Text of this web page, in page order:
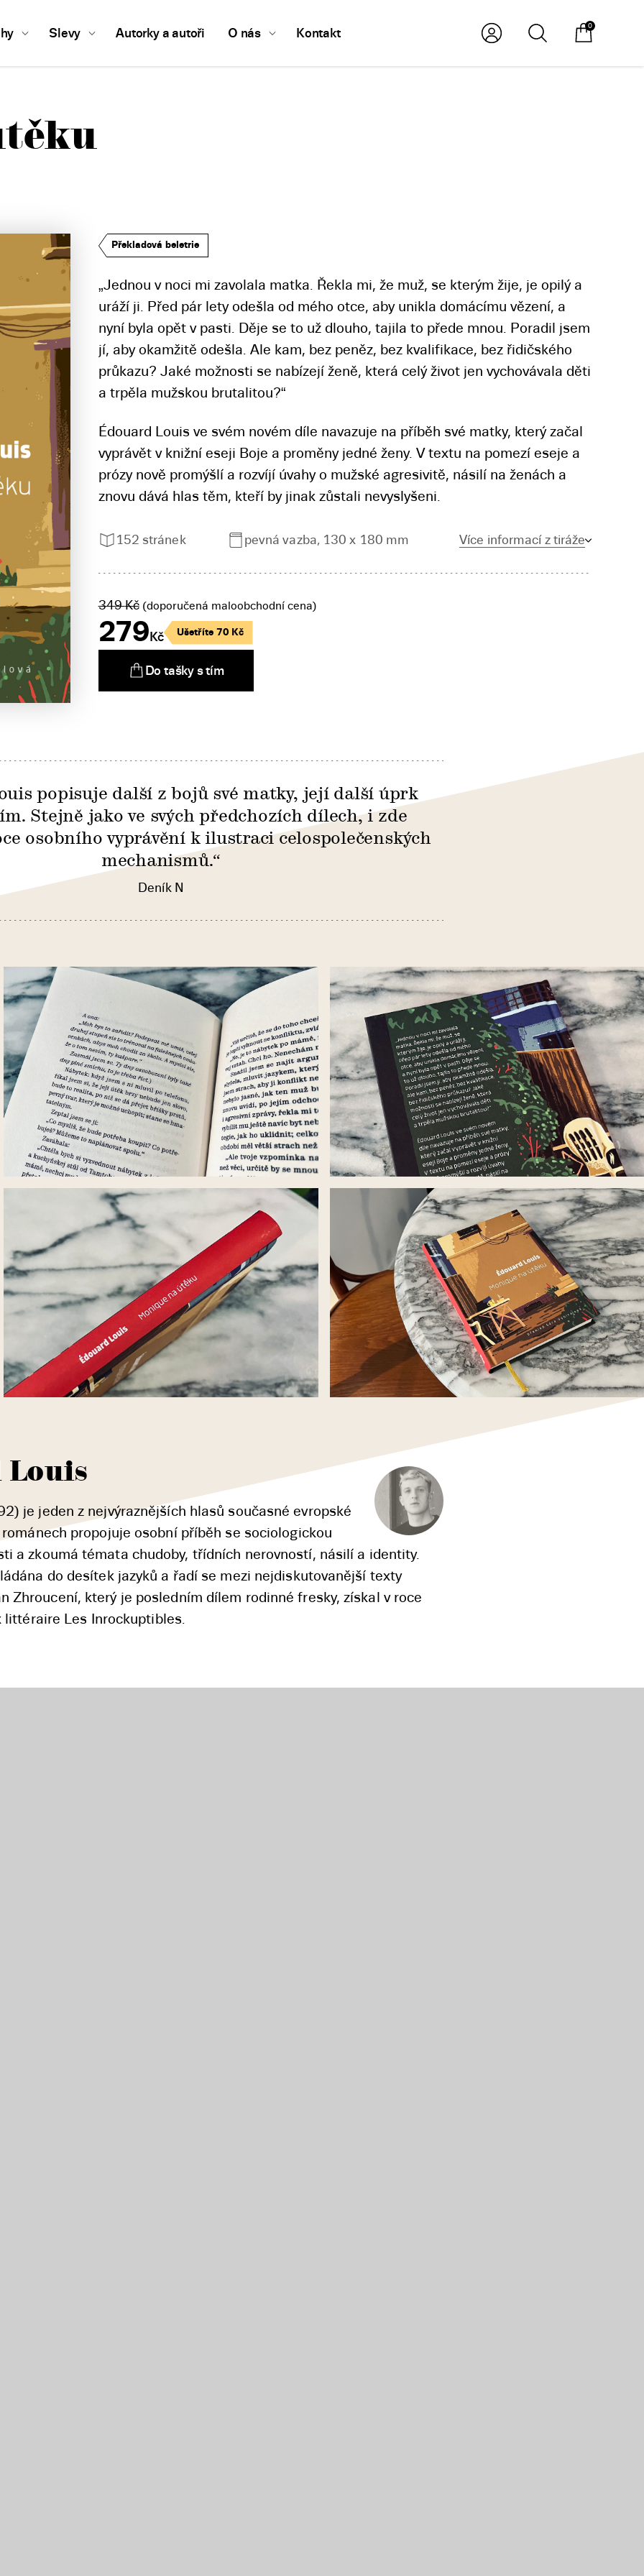
Slevy Autorky a autoři O nás Kontakt 0
Překladová beletrie
„Jednou v noci mi zavolala matka. Řekla mi, že muž, se kterým žije, je opilý a
uráží ji. Před pár lety odešla od mého otce, aby unikla domácímu vězení, a
nyní byla opět v pasti. Děje se to už dlouho, tajila to přede mnou. Poradil jsem
jí, aby okamžitě odešla. Ale kam, bez peněz, bez kvalifikace, bez řidičského
průkazu? Jaké možnosti se nabízejí ženě, která celý život jen vychovávala děti
a trpěla mužskou brutalitou?“
Édouard Louis ve svém novém díle navazuje na příběh své matky, který začal
vyprávět v knižní eseji Boje a proměny jedné ženy. V textu na pomezí eseje a
prózy nově promýšlí a rozvíjí úvahy o mužské agresivitě, násilí na ženách a
znovu dává hlas těm, kteří by jinak zůstali nevyslyšeni.
152 stránek pevná vazba, 130 x 180 mm Více informací z tiráže
279 Kč
349Kč (doporučená maloobchodní cena)
Ušetříte 70 Kč
Do tašky s tím
popisuje další z bojů své matky, její další úprk
Stejně jako ve svých předchozích dílech, i zde
osobního vyprávění k ilustraci celospolečenských
mechanismů.“
Deník N
Louis
je jeden z nejvýraznějších hlasů současné evropské
propojuje osobní příběh se sociologickou
a zkoumá témata chudoby, třídních nerovností, násilí a identity.
do desítek jazyků a řadí se mezi nejdiskutovanější texty
Zhroucení, který je posledním dílem rodinné fresky, získal v roce
Les Inrockuptibles.